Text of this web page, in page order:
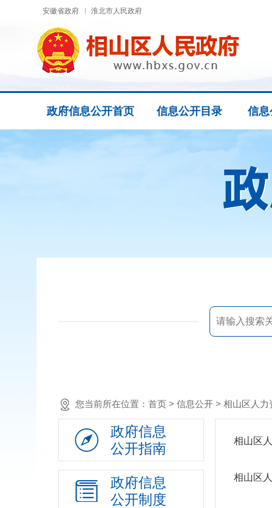
安徽省政府 淮北市人民政府
政府信息公开首页 信息公开目录 信息
您当前所在位置： 首页 > 信息公开 > 相山区人力
政府信息
公开指南
政府信息
公开制度
相山区
相山区